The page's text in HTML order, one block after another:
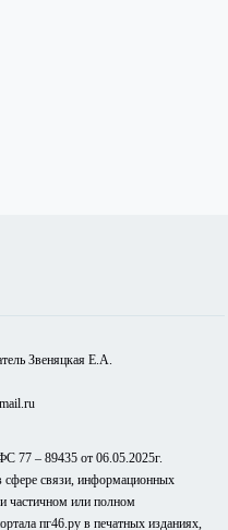
Звеняцкая Е.А.
77 – 89435 от 06.05.2025г.
сфере связи, информационных
частичном или полном
пг46.ру в печатных изданиях,